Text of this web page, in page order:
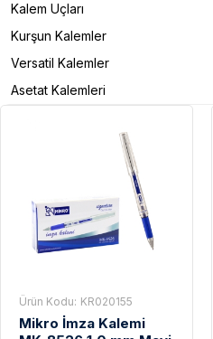
Kalem Uçları
Kurşun Kalemler
Versatil Kalemler
Asetat Kalemleri
Ürün Kodu: KR020155
Mikro İmza Kalemi